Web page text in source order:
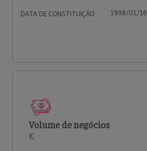
DATA DE CONSTITUIÇÃO 1998/01/16
Volume de negócios
€